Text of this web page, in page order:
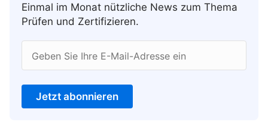
Einmal im Monat nützliche News zum Thema
Prüfen und Zertifizieren.
Geben Sie Ihre E-Mail-Adresse ein
Jetzt abonnieren